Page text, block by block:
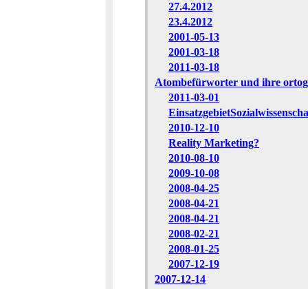
27.4.2012
23.4.2012
2001-05-13
2001-03-18
2011-03-18
Atombefürworter und ihre
2011-03-01
2010-12-10
Reality Marketing?
2010-08-10
2009-10-08
2008-04-25
2008-04-21
2008-04-21
2008-02-21
2008-01-25
2007-12-19
2007-12-14